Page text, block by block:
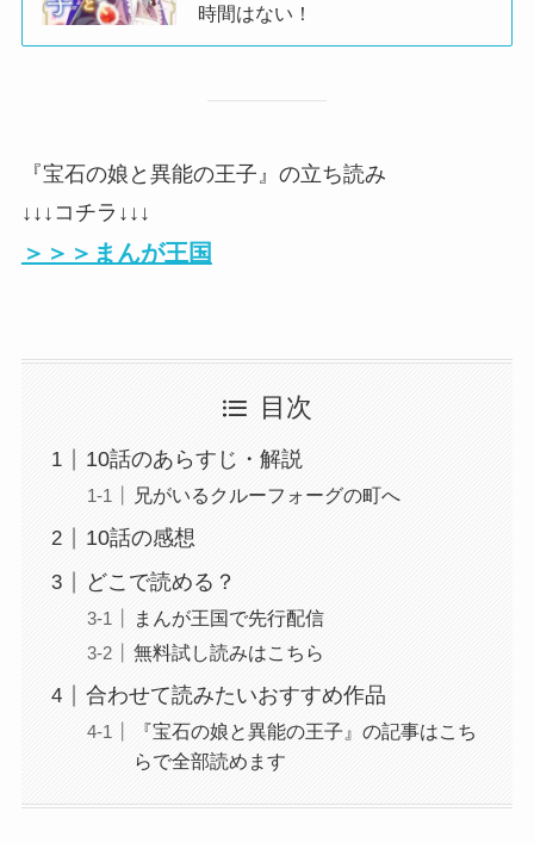
時間はない！
『宝石の娘と異能の王子』の立ち読み
↓↓↓コチラ↓↓↓
＞＞＞まんが王国
目次
10話のあらすじ・解説
兄がいるクルーフォーグの町へ
10話の感想
どこで読める？
まんが王国で先行配信
無料試し読みはこちら
合わせて読みたいおすすめ作品
『宝石の娘と異能の王子』の記事はこち
らで全部読めます